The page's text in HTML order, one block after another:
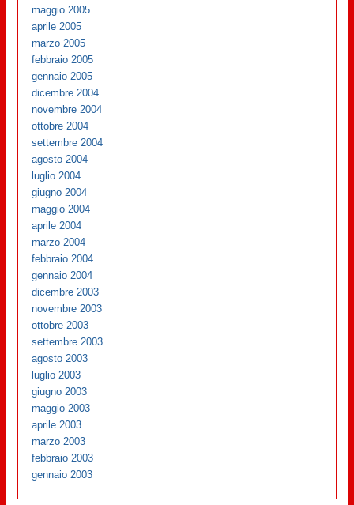
maggio 2005
aprile 2005
marzo 2005
febbraio 2005
gennaio 2005
dicembre 2004
novembre 2004
ottobre 2004
settembre 2004
agosto 2004
luglio 2004
giugno 2004
maggio 2004
aprile 2004
marzo 2004
febbraio 2004
gennaio 2004
dicembre 2003
novembre 2003
ottobre 2003
settembre 2003
agosto 2003
luglio 2003
giugno 2003
maggio 2003
aprile 2003
marzo 2003
febbraio 2003
gennaio 2003